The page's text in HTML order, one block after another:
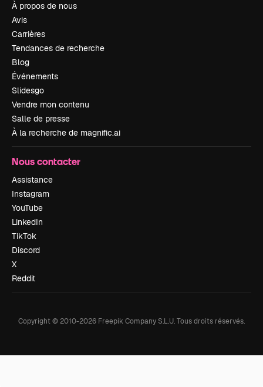
À propos de nous
Avis
Carrières
Tendances de recherche
Blog
Événements
Slidesgo
Vendre mon contenu
Salle de presse
À la recherche de magnific.ai
Nous contacter
Assistance
Instagram
YouTube
LinkedIn
TikTok
Discord
X
Reddit
Copyright © 2010-2026 Freepik Company S.L.U.Tous droits réservés.